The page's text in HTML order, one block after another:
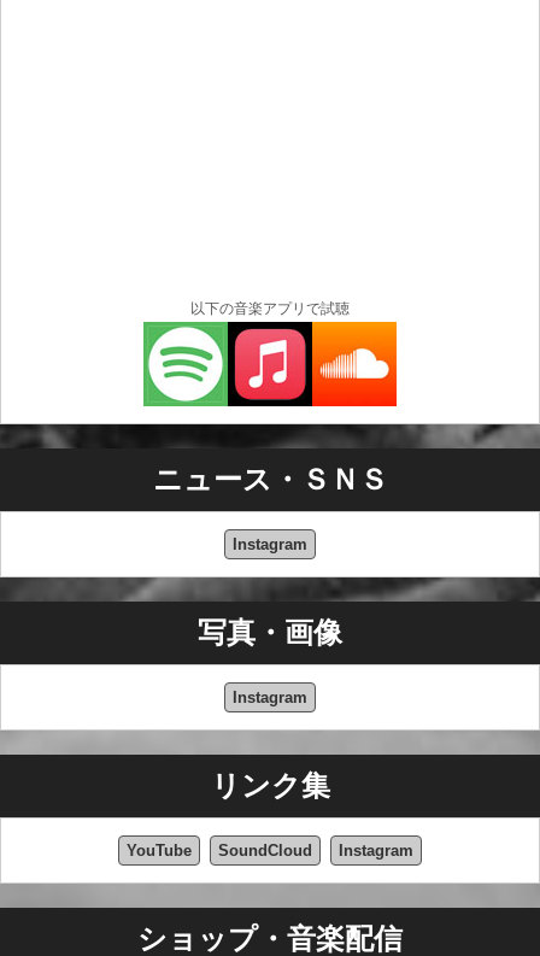
以下の音楽アプリで試聴
ニュース・ＳＮＳ
Instagram
写真・画像
Instagram
リンク集
YouTube SoundCloud Instagram
ショップ・音楽配信